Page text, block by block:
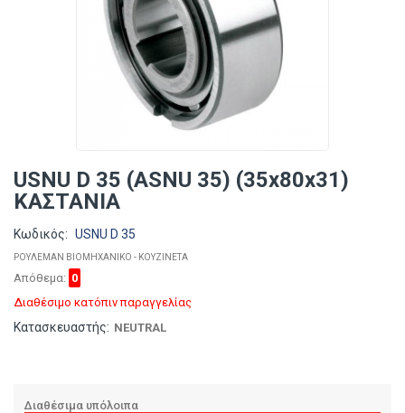
USNU D 35 (ASNU 35) (35x80x31)
ΚΑΣΤΑΝΙΑ
Κωδικός: USNU D 35
ΡΟΥΛΕΜΑΝ ΒΙΟΜΗΧΑΝΙΚΟ - ΚΟΥΖΙΝΕΤΑ
Απόθεμα: 0
Διαθέσιμο κατόπιν παραγγελίας
Κατασκευαστής: NEUTRAL
Διαθέσιμα υπόλοιπα